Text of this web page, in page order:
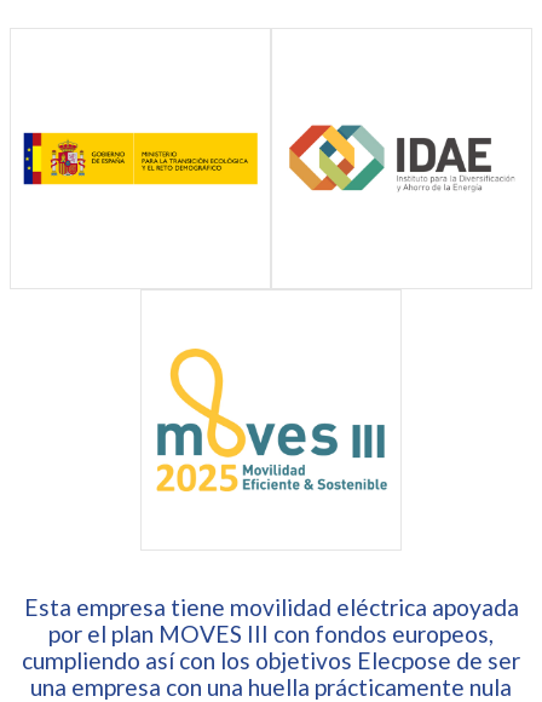
Esta empresa tiene movilidad eléctrica apoyada
por el plan MOVES III con fondos europeos,
cumpliendo así con los objetivos Elecpose de ser
una empresa con una huella prácticamente nula